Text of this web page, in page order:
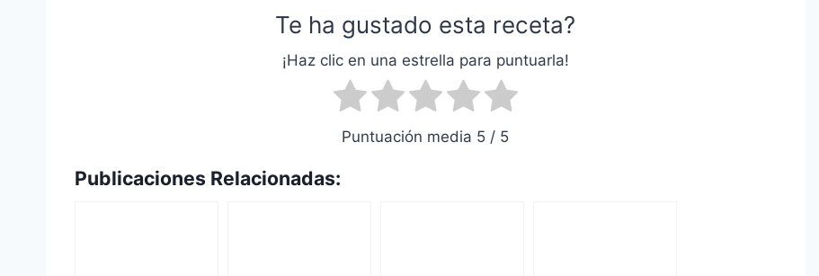
Te ha gustado esta receta?
¡Haz clic en una estrella para puntuarla!
Puntuación media 5 / 5
Publicaciones Relacionadas: